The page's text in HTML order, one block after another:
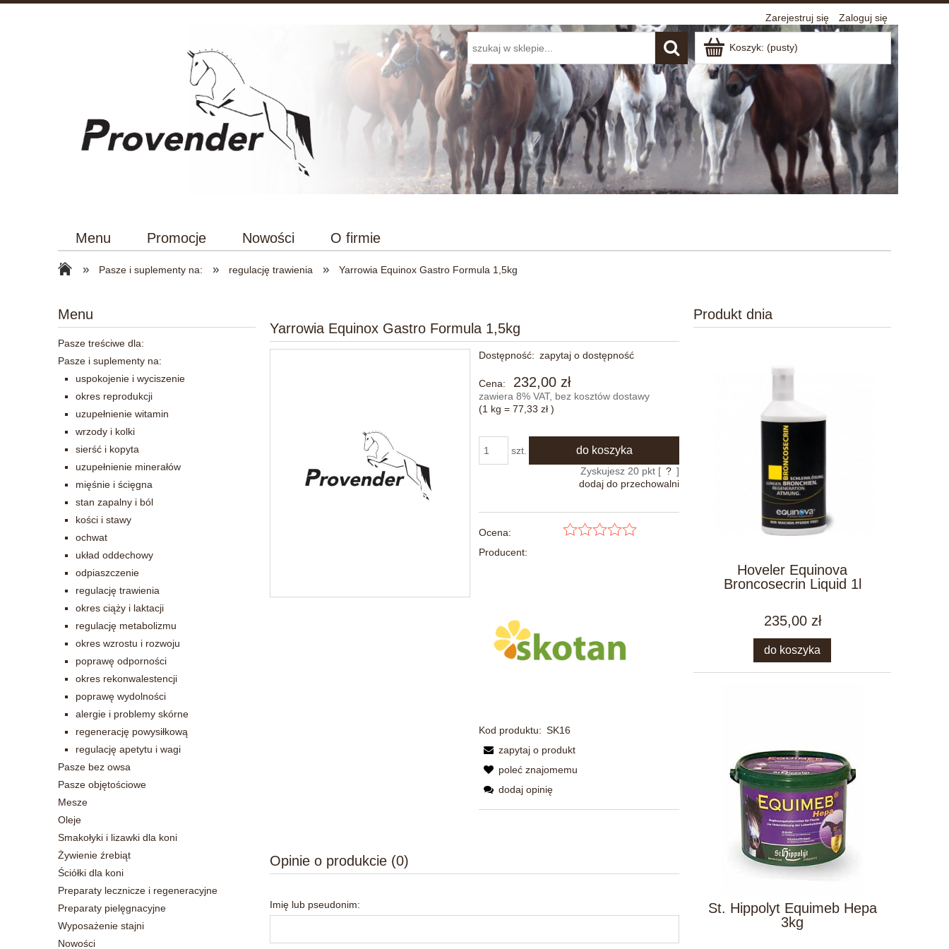
Zarejestruj się Zaloguj się
Koszyk: (pusty)
Menu Promocje Nowości O firmie
» Pasze i suplementy na: » regulację trawienia » Yarrowia Equinox Gastro Formula 1,5kg
Menu
Pasze treściwe dla:
Pasze i suplementy na:
uspokojenie i wyciszenie
okres reprodukcji
uzupełnienie witamin
wrzody i kolki
sierść i kopyta
uzupełnienie minerałów
mięśnie i ścięgna
stan zapalny i ból
kości i stawy
ochwat
układ oddechowy
odpiaszczenie
regulację trawienia
okres ciąży i laktacji
regulację metabolizmu
okres wzrostu i rozwoju
poprawę odporności
okres rekonwalestencji
poprawę wydolności
alergie i problemy skórne
regenerację powysiłkową
regulację apetytu i wagi
Pasze bez owsa
Pasze objętościowe
Mesze
Oleje
Smakołyki i lizawki dla koni
Żywienie źrebiąt
Ściółki dla koni
Preparaty lecznicze i regeneracyjne
Preparaty pielęgnacyjne
Wyposażenie stajni
Nowości
Yarrowia Equinox Gastro Formula 1,5kg
Dostępność: zapytaj o dostępność
Cena: 232,00 zł
zawiera 8% VAT, bez kosztów dostawy
(1 kg =77,33 zł)
szt. do koszyka
Zyskujesz 20pkt [ ? ]
dodaj do przechowalni
Ocena:
Producent:
Kod produktu: SK16
zapytaj o produkt
poleć znajomemu
dodaj opinię
Opinie o produkcie (0)
Imię lub pseudonim:
Produkt dnia
Hoveler Equinova
Broncosecrin Liquid 1l
235,00 zł
do koszyka
St. Hippolyt Equimeb Hepa
3kg